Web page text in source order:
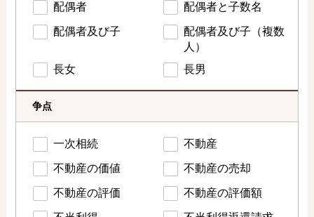
配偶者
配偶者と子数名
配偶者及び子
配偶者及び子（複数
人）
長女
長男
争点
一次相続 不動産
不動産の価値 不動産の売却
不動産の評価 不動産の評価額